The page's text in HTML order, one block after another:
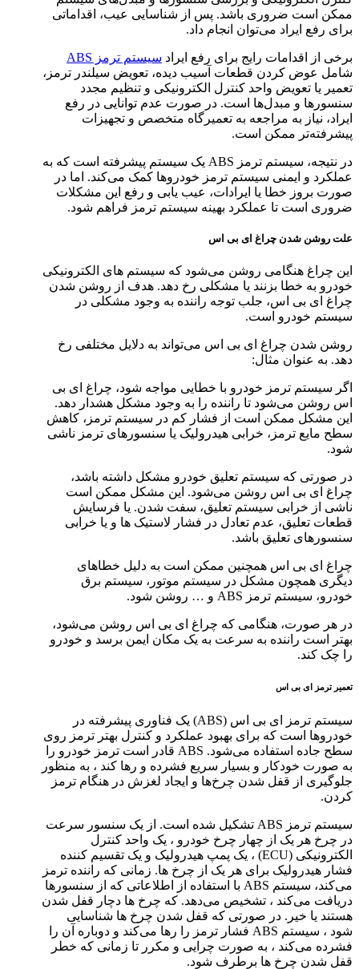
ممکن است ضروری باشد. پس از شناسایی عیب، اقداماتی
برای رفع ایراد می‌توان انجام داد.
برخی از اقدامات رایج برای رفع ایراد سیستم ترمز ABS
شامل عوض کردن قطعات آسیب دیده، تعویض سیلندر ترمز،
تعمیر یا تعویض واحد کنترل الکترونیکی و تنظیم مجدد
سنسورها و مبدل‌ها است. در صورت عدم توانایی در رفع
ایراد، نیاز به مراجعه به تعمیرگاه متخصص و تجهیزات
پیشرفته‌تر ممکن است.
در نتیجه، سیستم ترمز ABS یک سیستم پیشرفته است که به
عملکرد و ایمنی سیستم ترمز خودروها کمک می‌کند. اما در
صورت بروز خطا یا ایرادات، عیب یابی و رفع این مشکلات
ضروری است تا عملکرد بهینه سیستم ترمز فراهم شود.
علت روشن شدن چراغ ای بی اس
این چراغ هنگامی روشن می‌شود که سیستم های الکترونیکی
خودرو به خطا بزنند یا مشکلی رخ دهد. هدف از روشن شدن
چراغ ای بی اس، جلب توجه راننده به وجود مشکلی در
سیستم خودرو است.
روشن شدن چراغ ای بی اس می‌تواند به دلایل مختلفی رخ
دهد. به عنوان مثال:
اگر سیستم ترمز خودرو با خطایی مواجه شود، چراغ ای بی
اس روشن می‌شود تا راننده را به وجود مشکل هشدار دهد.
این مشکل ممکن است از فشار کم در سیستم ترمز، کاهش
سطح مایع ترمز، خرابی هیدرولیک یا سنسورهای ترمز ناشی
شود.
در صورتی که سیستم تعلیق خودرو مشکل داشته باشد،
چراغ ای بی اس روشن می‌شود. این مشکل ممکن است
ناشی از خرابی سیستم تعلیق، سفت شدن. یا فرسایش
قطعات تعلیق، عدم تعادل در فشار لاستیک ها و یا خرابی
سنسورهای تعلیق باشد.
چراغ ای بی اس همچنین ممکن است به دلیل خطاهای
دیگری همچون مشکل در سیستم موتور، سیستم برق
خودرو، سیستم ترمز ABS و … روشن شود.
در هر صورت، هنگامی که چراغ ای بی اس روشن می‌شود،
بهتر است راننده به سرعت به یک مکان ایمن برسد و خودرو
را چک کند.
تعمیر ترمز ای بی اس
سیستم ترمز ای بی اس (ABS) یک فناوری پیشرفته در
خودروها است که برای بهبود عملکرد و کنترل بهتر ترمز روی
سطح جاده استفاده می‌شود. ABS قادر است ترمز خودرو را
به صورت خودکار و بسیار سریع فشرده و رها کند ، به منظور
جلوگیری از قفل شدن چرخ‌ها و ایجاد لغزش در هنگام ترمز
کردن.
سیستم ترمز ABS تشکیل شده است. از یک سنسور سرعت
در چرخ هر یک از چهار چرخ خودرو ، یک واحد کنترل
الکترونیکی (ECU) ، یک پمپ هیدرولیک و یک تقسیم کننده
فشار هیدرولیک برای هر یک از چرخ ها. زمانی که راننده ترمز
می‌کند، سیستم ABS با استفاده از اطلاعاتی که از سنسورها
دریافت می‌کند ، تشخیص می‌دهد. که چرخ ها دچار قفل شدن
هستند یا خیر. در صورتی که قفل شدن چرخ ها شناسایی
شود ، سیستم ABS فشار ترمز را رها می‌کند و دوباره آن را
فشرده می‌کند ، به صورت چرایی و مکرر تا زمانی که خطر
قفل شدن چرخ ها برطرف شود.